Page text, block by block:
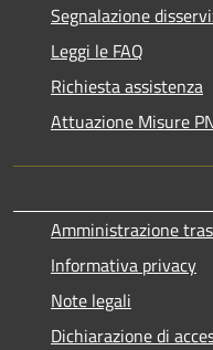
Segnalazione
Leggi le FAQ
Richiesta assistenza
Attuazione Misure
Amministrazione
Informativa privacy
Note legali
Dichiarazione di